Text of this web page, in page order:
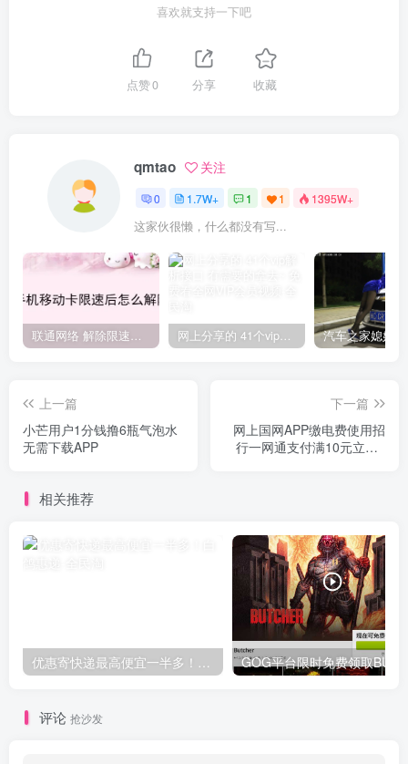
喜欢就支持一下吧
点赞0 分享 收藏
qmtao 关注
0 1.7W+ 1 1 1395W+
这家伙很懒，什么都没有写...
联通网络 解除限速方法参考！畅享、畅玩、老白干等及其它地区自测了 网上分享的 41个vip解析接口 有需要的拿去~ 免费看全网VIP会员视频
上一篇
小芒用户1分钱撸6瓶气泡水
无需下载APP
下一篇
网上国网APP缴电费使用招
行一网通支付满10元立减5
相关推荐
优惠寄快递最高便宜一半多！白鸽惠递
评论 抢沙发